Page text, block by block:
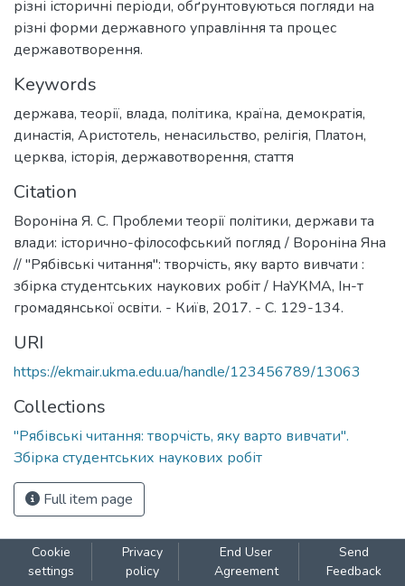
різні історичні періоди, обґрунтовуються погляди на
різні форми державного управління та процес
державотворення.
Keywords
держава, теорії, влада, політика, країна, демократія,
династія, Аристотель, ненасильство, релігія, Платон,
церква, історія, державотворення, стаття
Citation
Вороніна Я. С. Проблеми теорії політики, держави та
влади: історично-філософський погляд / Вороніна Яна
// "Рябівські читання": творчість, яку варто вивчати :
збірка студентських наукових робіт / НаУКМА, Ін-т
громадянської освіти. - Київ, 2017. - С. 129-134.
URI
https://ekmair.ukma.edu.ua/handle/123456789/13063
Collections
"Рябівські читання: творчість, яку варто вивчати".
Збірка студентських наукових робіт
Full item page
Cookie
settings
Privacy
policy
End User
Agreement
Send
Feedback